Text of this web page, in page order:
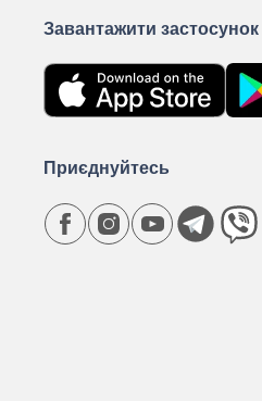
Завантажити застосунок
Приєднуйтесь